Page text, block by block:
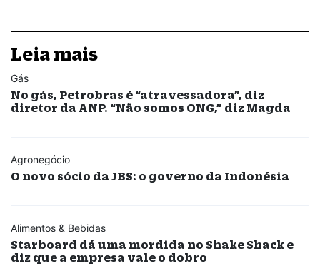
Leia mais
Gás
No gás, Petrobras é “atravessadora”, diz
diretor da ANP. “Não somos ONG,” diz Magda
Agronegócio
O novo sócio da JBS: o governo da Indonésia
Alimentos & Bebidas
Starboard dá uma mordida no Shake Shack e
diz que a empresa vale o dobro